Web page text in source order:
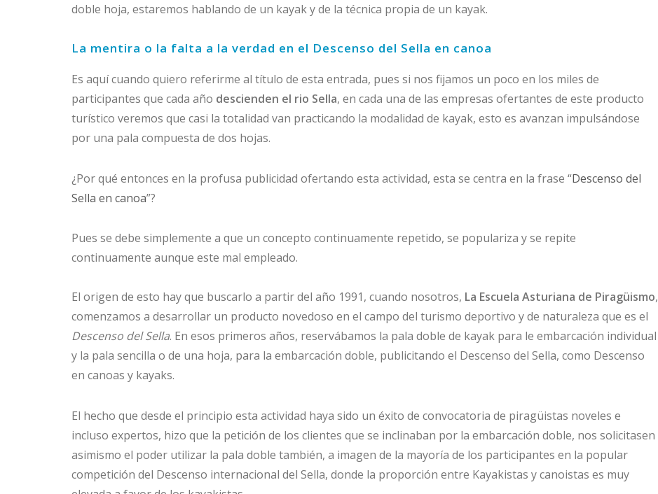
doble hoja, estaremos hablando de un kayak y de la técnica propia de un kayak.
La mentira o la falta a la verdad en el Descenso del Sella en canoa
Es aquí cuando quiero referirme al título de esta entrada, pues si nos fijamos un poco en los miles de
participantes que cada año descienden el rio Sella, en cada una de las empresas ofertantes de este producto
turístico veremos que casi la totalidad van practicando la modalidad de kayak, esto es avanzan impulsándose
por una pala compuesta de dos hojas.
¿Por qué entonces en la profusa publicidad ofertando esta actividad, esta se centra en la frase “Descenso del
Sella en canoa”?
Pues se debe simplemente a que un concepto continuamente repetido, se populariza y se repite
continuamente aunque este mal empleado.
El origen de esto hay que buscarlo a partir del año 1991, cuando nosotros, La Escuela Asturiana de Piragüismo,
comenzamos a desarrollar un producto novedoso en el campo del turismo deportivo y de naturaleza que es el
Descenso del Sella. En esos primeros años, reservábamos la pala doble de kayak para le embarcación individual
y la pala sencilla o de una hoja, para la embarcación doble, publicitando el Descenso del Sella, como Descenso
en canoas y kayaks.
El hecho que desde el principio esta actividad haya sido un éxito de convocatoria de piragüistas noveles e
incluso expertos, hizo que la petición de los clientes que se inclinaban por la embarcación doble, nos solicitasen
asimismo el poder utilizar la pala doble también, a imagen de la mayoría de los participantes en la popular
competición del Descenso internacional del Sella, donde la proporción entre Kayakistas y canoistas es muy